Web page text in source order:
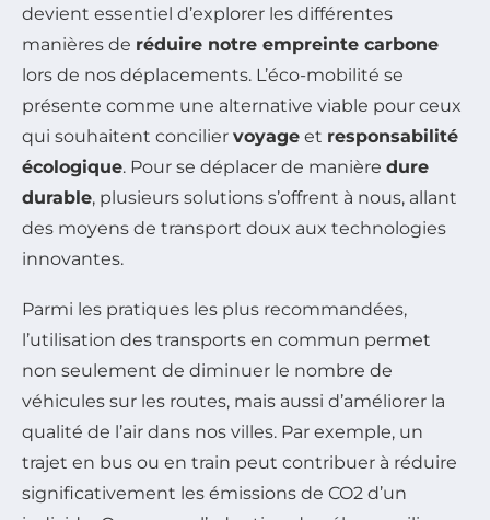
devient essentiel d’explorer les différentes
manières de réduire notre empreinte carbone
lors de nos déplacements. L’éco-mobilité se
présente comme une alternative viable pour ceux
qui souhaitent concilier voyage et responsabilité
écologique. Pour se déplacer de manière dure
durable, plusieurs solutions s’offrent à nous, allant
des moyens de transport doux aux technologies
innovantes.
Parmi les pratiques les plus recommandées,
l’utilisation des transports en commun permet
non seulement de diminuer le nombre de
véhicules sur les routes, mais aussi d’améliorer la
qualité de l’air dans nos villes. Par exemple, un
trajet en bus ou en train peut contribuer à réduire
significativement les émissions de CO2 d’un